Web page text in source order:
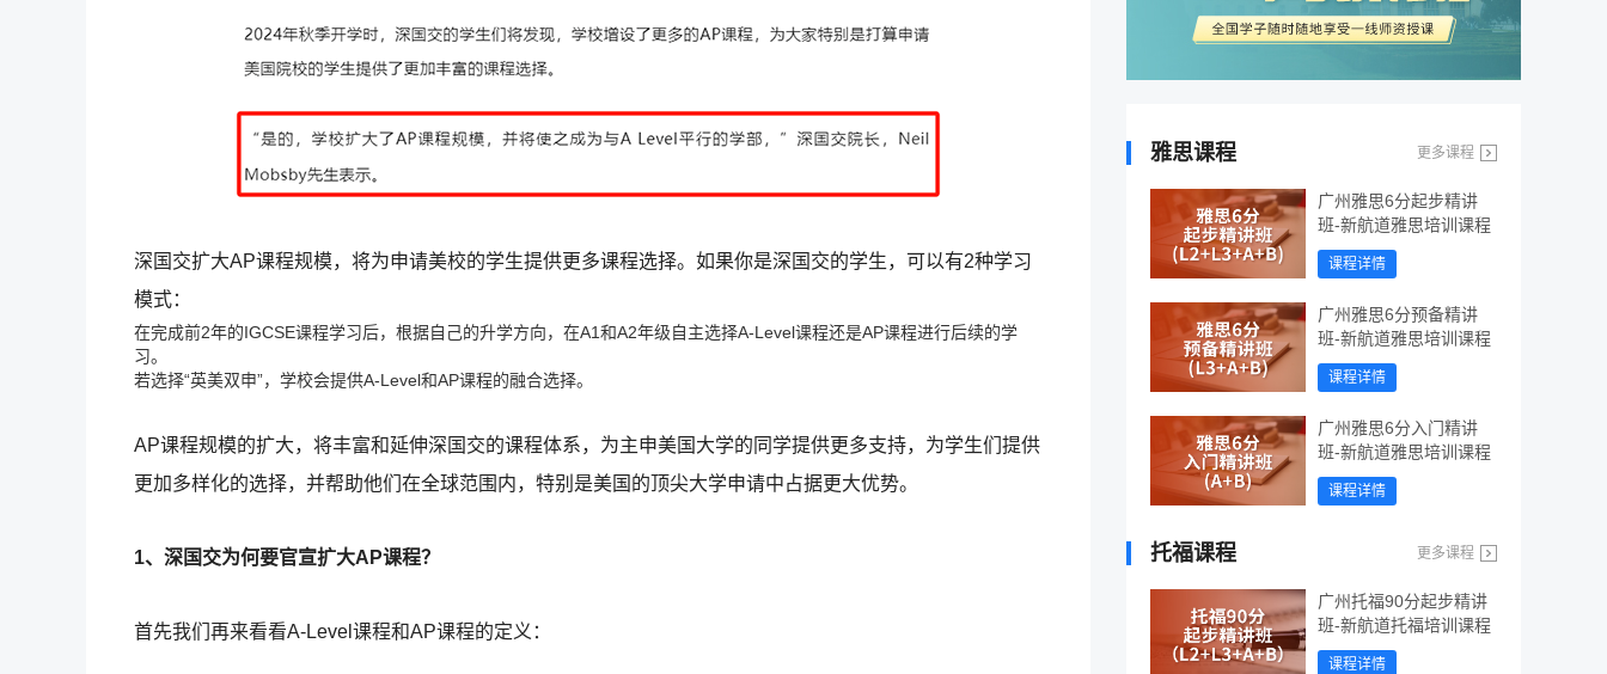
深国交扩大AP课程规模，将为申请美校的学生提供更多课程选择。如果你是深国交的学生，可以有2种学习
模式：
在完成前2年的IGCSE课程学习后，根据自己的升学方向，在A1和A2年级自主选择A-Level课程还是AP课程进行后续的学
习。
若选择“英美双申”，学校会提供A-Level和AP课程的融合选择。
AP课程规模的扩大，将丰富和延伸深国交的课程体系，为主申美国大学的同学提供更多支持，为学生们提供
更加多样化的选择，并帮助他们在全球范围内，特别是美国的顶尖大学申请中占据更大优势。
1、深国交为何要官宣扩大AP课程？
首先我们再来看看A-Level课程和AP课程的定义：
雅思课程 更多课程
广州雅思6分起步精讲
班-新航道雅思培训课程
课程详情
广州雅思6分预备精讲
班-新航道雅思培训课程
课程详情
广州雅思6分入门精讲
班-新航道雅思培训课程
课程详情
托福课程 更多课程
广州托福90分起步精讲
班-新航道托福培训课程
课程详情